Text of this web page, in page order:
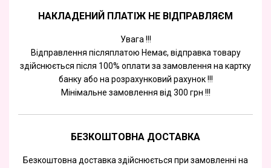
НАКЛАДЕНИЙ ПЛАТІЖ НЕ ВІДПРАВЛЯЄМ
Увага !!!
Відправлення післяплатою Немає, відправка товару
здійснюється після 100% оплати за замовлення на картку
банку або на розрахунковий рахунок !!!
Мінімальне замовлення від 300 грн !!!
БЕЗКОШТОВНА ДОСТАВКА
Безкоштовна доставка здійснюється при замовленні на